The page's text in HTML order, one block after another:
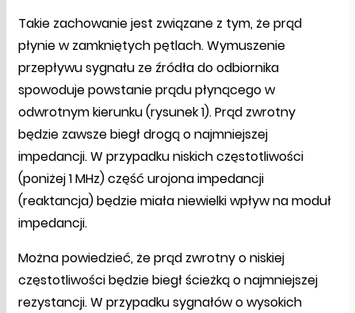
Takie zachowanie jest związane z tym, że prąd
płynie w zamkniętych pętlach. Wymuszenie
przepływu sygnału ze źródła do odbiornika
spowoduje powstanie prądu płynącego w
odwrotnym kierunku (rysunek 1). Prąd zwrotny
będzie zawsze biegł drogą o najmniejszej
impedancji. W przypadku niskich częstotliwości
(poniżej 1 MHz) część urojona impedancji
(reaktancja) będzie miała niewielki wpływ na moduł
impedancji.
Można powiedzieć, że prąd zwrotny o niskiej
częstotliwości będzie biegł ścieżką o najmniejszej
rezystancji. W przypadku sygnałów o wysokich